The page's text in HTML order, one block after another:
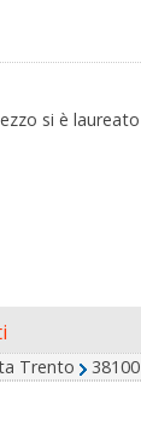
si è laureato
Trento 38100